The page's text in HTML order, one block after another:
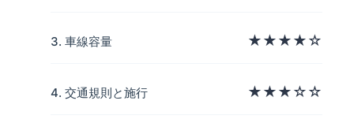
3. 車線容量 ★★★★☆
4. 交通規則と施行 ★★★☆☆